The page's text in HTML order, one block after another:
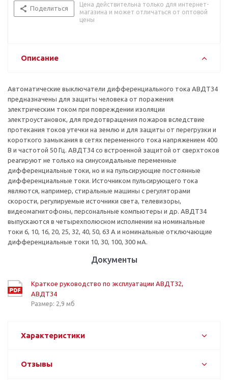
Поделиться
Цена действительна только для интернет-
магазина и может отличаться от оптовой
цены
Описание
Автоматические выключатели дифференциального тока АВДТ34
предназначены для защиты человека от поражения
электрическим током при повреждении изоляции
электроустановок, для предотвращения пожаров вследствие
протекания токов утечки на землю и для защиты от перегрузки и
короткого замыкания в сетях переменного тока напряжением 400
В и частотой 50 Гц. АВДТ34 со встроенной защитой от сверхтоков
реагируют не только на синусоидальные переменные
дифференциальные токи, но и на пульсирующие постоянные
дифференциальные токи. Источником пульсирующего тока
являются, например, стиральные машины с регуляторами
скорости, регулируемые источники света, телевизоры,
видеомагнитофоны, персональные компьютеры и др. АВДТ34
выпускаются в четырехполюсном исполнении на номинальные
токи 6, 10, 16, 20, 25, 32, 40, 50, 63 А и номинальные отключающие
дифференциальные токи 10, 30, 100, 300 мА.
Документы
Краткое руководство по эксплуатации АВДТ32,
АВДТ34
Размер: 2,9 мб
Характеристики
Отзывы